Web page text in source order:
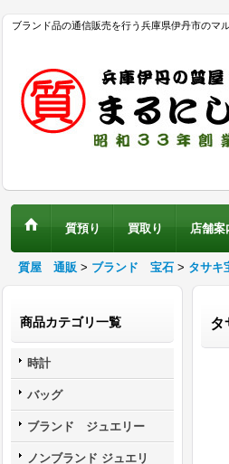
ブランド品の通信販売を行う兵庫県伊丹市のマ
質預り 買取り 店舗案
質屋 通販 > ブランド 宝石 > タサキ
商品カテゴリ一覧
時計
バッグ
ブランド ジュエリー
ノンブランド ジュエリ